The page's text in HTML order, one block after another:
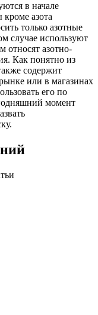
в начале
кроме азота
только азотные
случае используют
относят азотно-
Как понятно из
содержит
или в магазинах
его по
момент